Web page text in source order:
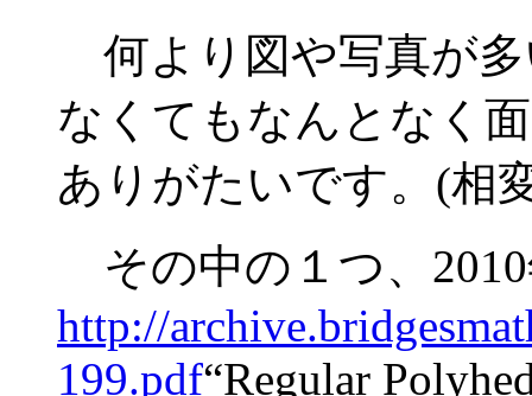
何より図や写真が
なくてもなんとなく
ありがたいです。(相
その中の１つ、
http://
199.pdf“Regular